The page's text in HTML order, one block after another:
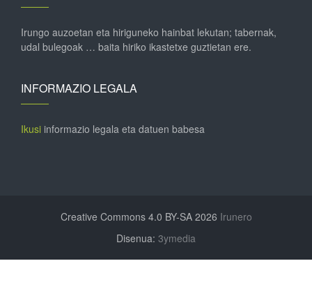
Irungo auzoetan eta hiriguneko hainbat lekutan; tabernak,
udal bulegoak … baita hiriko ikastetxe guztietan ere.
INFORMAZIO LEGALA
Ikusi informazio legala eta datuen babesa
Creative Commons 4.0 BY-SA 2026 Irunero
Disenua: 3ymedia